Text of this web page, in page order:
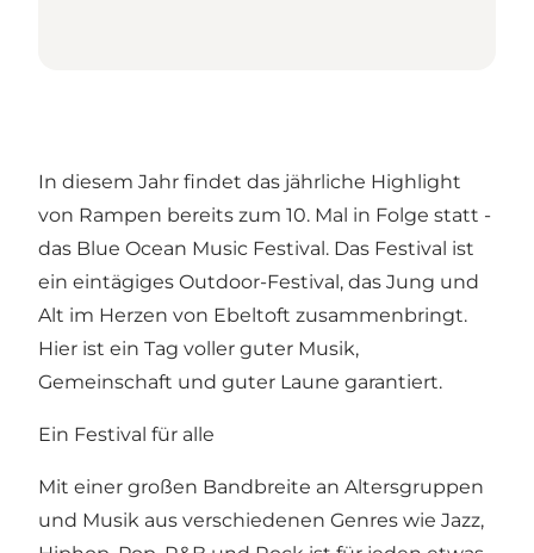
In diesem Jahr findet das jährliche Highlight
von Rampen bereits zum 10. Mal in Folge statt -
das Blue Ocean Music Festival. Das Festival ist
ein eintägiges Outdoor-Festival, das Jung und
Alt im Herzen von Ebeltoft zusammenbringt.
Hier ist ein Tag voller guter Musik,
Gemeinschaft und guter Laune garantiert.
Ein Festival für alle
Mit einer großen Bandbreite an Altersgruppen
und Musik aus verschiedenen Genres wie Jazz,